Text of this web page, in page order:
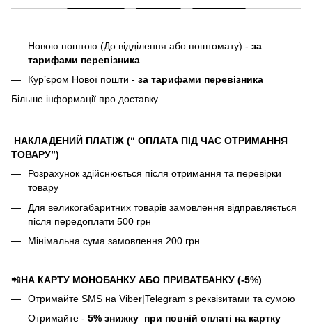
Новою поштою (До відділення або поштомату) - за
тарифами перевізника
Кур’єром Нової пошти - за тарифами перевізника
Більше інформації про доставку
НАКЛАДЕНИЙ ПЛАТІЖ (“ ОПЛАТА ПІД ЧАС ОТРИМАННЯ
ТОВАРУ”)
Розрахунок здійснюється після отримання та перевірки
товару
Для великогабаритних товарів замовлення відправляється
після передоплати 500 грн
Мінімальна сума замовлення 200 грн
📲НА КАРТУ МОНОБАНКУ АБО ПРИВАТБАНКУ (-5%)
Отримайте SMS на Viber|Telegram з реквізитами та сумою
Отримайте - 5% знижку при повній оплаті на картку